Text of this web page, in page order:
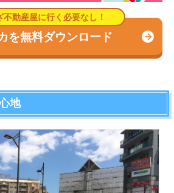
を無料ダウンロード
地